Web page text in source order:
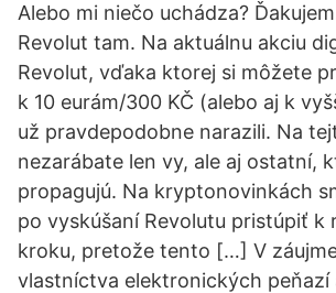
Alebo mi niečo uchádza?
Revolut tam. Na aktuálnu akciu
Revolut, vďaka ktorej si môžete
k 10 eurám/300 KČ (alebo aj k
už pravdepodobne narazili. Na
nezarábate len vy, ale aj ostatní,
propagujú. Na kryptonovinkách
po vyskúšaní Revolutu pristúpiť k
kroku, pretože tento […] V
vlastníctva elektronických peňazí